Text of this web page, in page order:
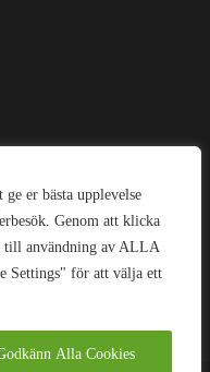
er bästa upplevelse
Genom att klicka
till användning av ALLA
Settings" för att välja ett
Alla Cookies
Björkö